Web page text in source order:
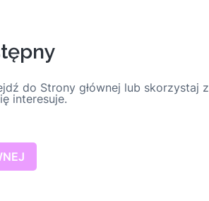
do Strony głównej lub skorzystaj z
interesuje.